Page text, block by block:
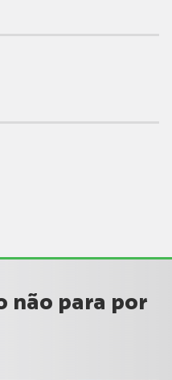
não para por